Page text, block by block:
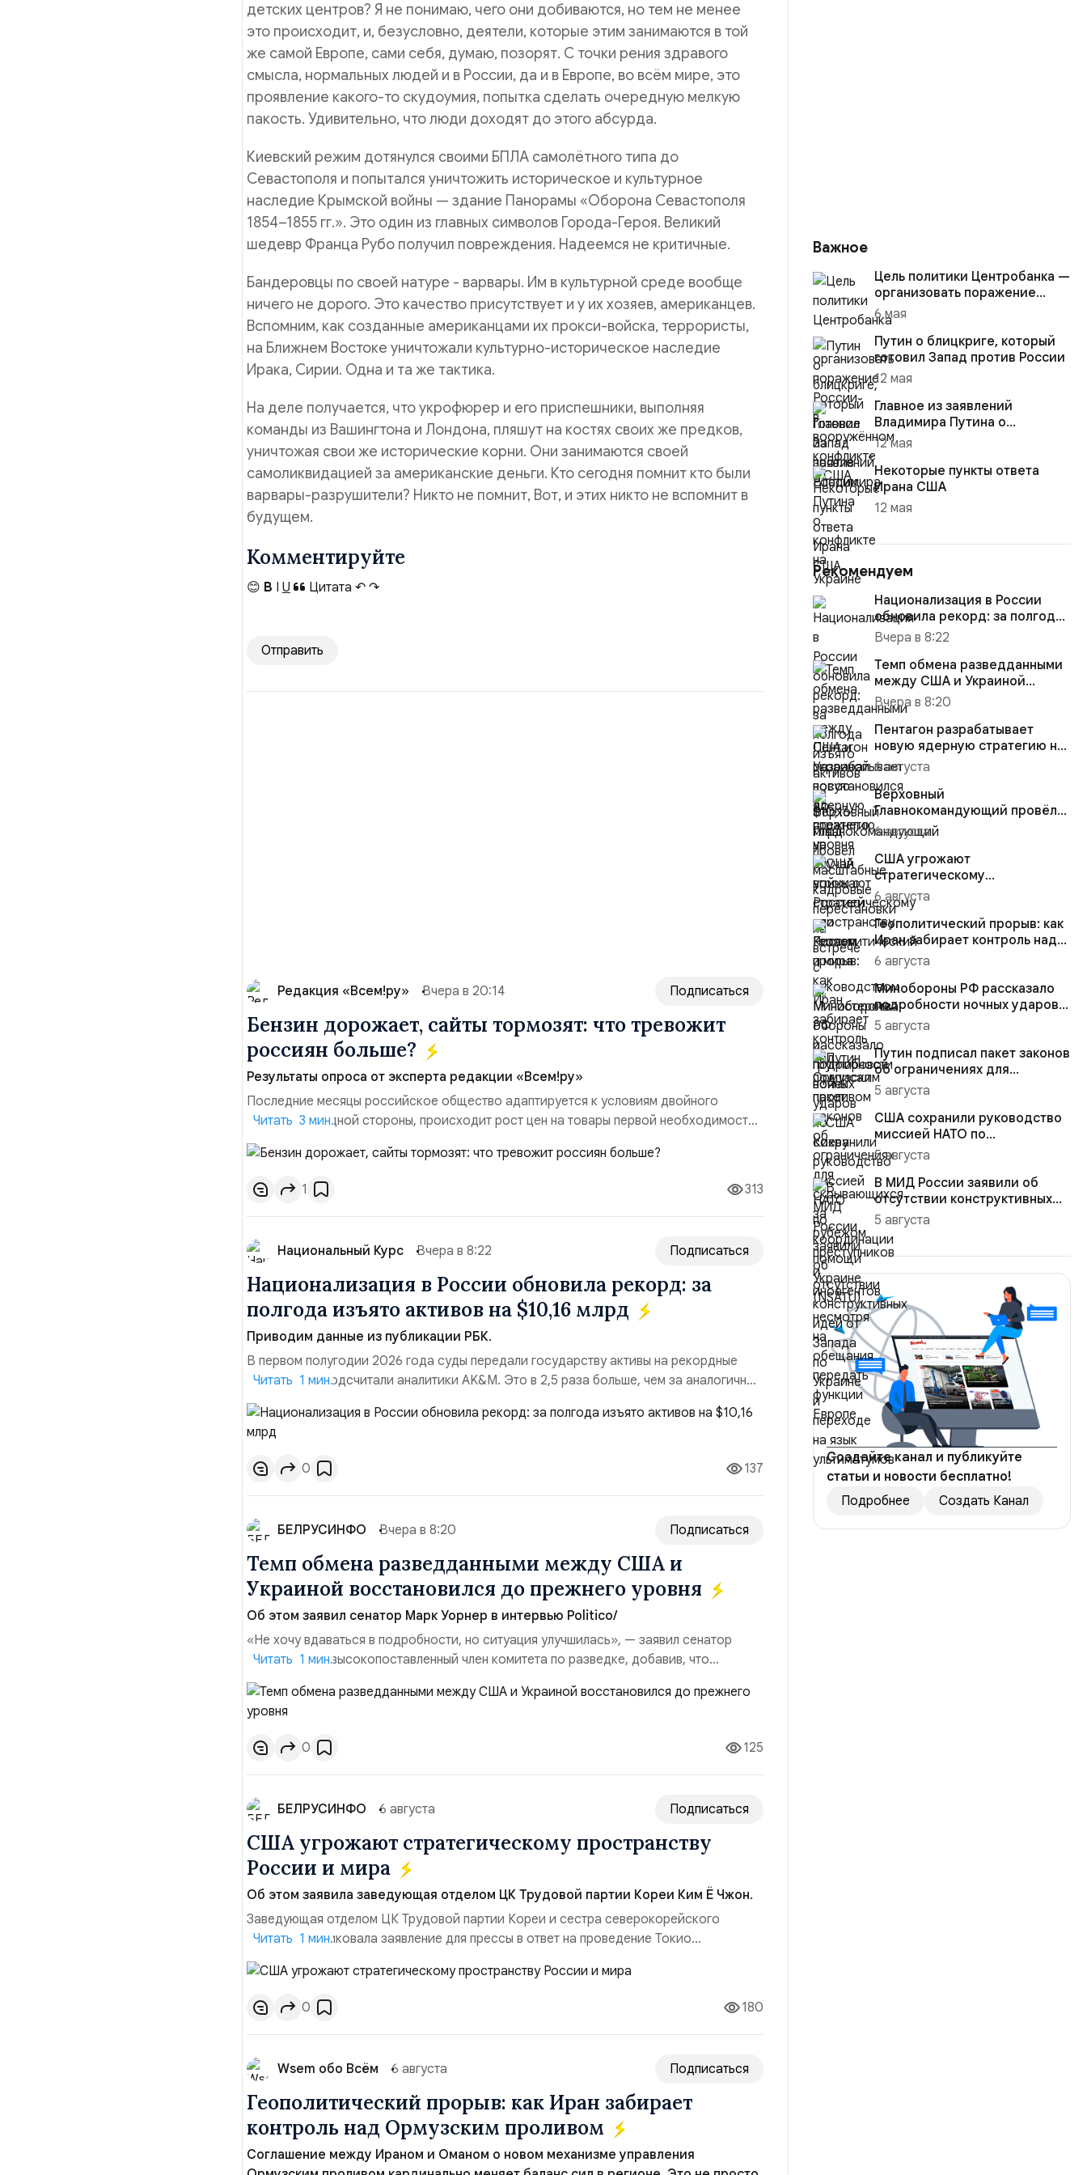
детских центров? Я не понимаю, чего они добиваются, но тем не менее
это происходит, и, безусловно, деятели, которые этим занимаются в той
же самой Европе, сами себя, думаю, позорят. С точки рения здравого
смысла, нормальных людей и в России, да и в Европе, во всём мире, это
проявление какого-то скудоумия, попытка сделать очередную мелкую
пакость. Удивительно, что люди доходят до этого абсурда.
Киевский режим дотянулся своими БПЛА самолётного типа до
Севастополя и попытался уничтожить историческое и культурное
наследие Крымской войны — здание Панорамы «Оборона Севастополя
1854–1855 гг.». Это один из главных символов Города-Героя. Великий
шедевр Франца Рубо получил повреждения. Надеемся не критичные.
Бандеровцы по своей натуре - варвары. Им в культурной среде вообще
ничего не дорого. Это качество присутствует и у их хозяев, американцев.
Вспомним, как созданные американцами их прокси-войска, террористы,
на Ближнем Востоке уничтожали культурно-историческое наследие
Ирака, Сирии. Одна и та же тактика.
На деле получается, что укрофюрер и его приспешники, выполняя
команды из Вашингтона и Лондона, пляшут на костях своих же предков,
уничтожая свои же исторические корни. Они занимаются своей
самоликвидацией за американские деньги. Кто сегодня помнит кто были
варвары-разрушители? Никто не помнит, Вот, и этих никто не вспомнит в
будущем.
Комментируйте
😊 B I U Цитата ↶ ↷
Отправить
Редакция «Всем!ру» Вчера в 20:14 Подписаться
Бензин дорожает, сайты тормозят: что тревожит
россиян больше?
Результаты опроса от эксперта редакции «Всем!ру»
Последние месяцы российское общество адаптируется к условиям двойного
давления. С одной стороны, происходит рост цен на товары первой необходимости,
инфляция и локальные сбои в поставках бензина. А с другой – технологическая
турбулентность: перебои в работе интернета, блокировки сайтов, необходимость
осваивать VPN и российские платформы.Что из этого бье...
Читать 3 мин.
1 313
Национальный Курс Вчера в 8:22 Подписаться
Национализация в России обновила рекорд: за
полгода изъято активов на $10,16 млрд
Приводим данные из публикации РБК.
В первом полугодии 2026 года суды передали государству активы на рекордные
$10,16 млрд, подсчитали аналитики AK&M. Это в 2,5 раза больше, чем за аналогичный
период 2025 года ($3,95 млрд). Всего зафиксировано 15 национализационных
транзакций, которые обеспечили 42,2% денежного объёма всего российского рынка
слияний и поглощений. Крупнейшей ...
Читать 1 мин.
0 137
БЕЛРУСИНФО Вчера в 8:20 Подписаться
Темп обмена разведданными между США и
Украиной восстановился до прежнего уровня
Об этом заявил сенатор Марк Уорнер в интервью Politico/
«Не хочу вдаваться в подробности, но ситуация улучшилась», — заявил сенатор
Марк Уорнер, высокопоставленный член комитета по разведке, добавив, что
использование Украиной беспилотников и ракет большой дальности позволило ей
наносить удары вглубь российской территории и укрепило её
позиции.Сотрудничество со стороны США стало ключом к позитивному пов...
Читать 1 мин.
0 125
БЕЛРУСИНФО 6 августа Подписаться
США угрожают стратегическому пространству
России и мира
Об этом заявила заведующая отделом ЦК Трудовой партии Кореи Ким Ё Чжон.
Заведующая отделом ЦК Трудовой партии Кореи и сестра северокорейского
лидера опубликовала заявление для прессы в ответ на проведение Токио
совместных с флотом США запусков крылатых ракет Томагавк.«Япония отбросила
обманчивую видимость „исключительно оборонительной страны“ и выносит вопрос
о собственном ядерном вооружении на всеобщее обозрение, одновреме...
Читать 1 мин.
0 180
Wsem обо Всём 6 августа Подписаться
Геополитический прорыв: как Иран забирает
контроль над Ормузским проливом
Соглашение между Ираном и Оманом о новом механизме управления
Важное
Цель политики Центробанка —
организовать поражение
России в вооружённом
конфликте с США
6 мая
Путин о блицкриге, который
готовил Запад против России
12 мая
Главное из заявлений
Владимира Путина о
конфликте на Украине
12 мая
Некоторые пункты ответа
Ирана США
12 мая
Рекомендуем
Национализация в России
обновила рекорд: за полгода
изъято активов на $10,16...
Вчера в 8:22
Темп обмена разведданными
между США и Украиной
восстановился до прежнего
уро...
Вчера в 8:20
Пентагон разрабатывает
новую ядерную стратегию на
случай войны с Россией или...
6 августа
Верховный
Главнокомандующий провёл
масштабные кадровые
перестановки на встре...
6 августа
США угрожают
стратегическому
пространству России и мира
6 августа
Геополитический прорыв: как
Иран забирает контроль над
Ормузским проливом
6 августа
Минобороны РФ рассказало
подробности ночных ударов
по Киеву
5 августа
Путин подписал пакет законов
об ограничениях для
скрывающихся за рубежом
пре...
5 августа
США сохранили руководство
миссией НАТО по
координации помощи Украине
(NSATU)...
5 августа
В МИД России заявили об
отсутствии конструктивных
идей от Запада по Украине ...
5 августа
Создайте канал и публикуйте
статьи и новости бесплатно!
Подробнее
Создать Канал